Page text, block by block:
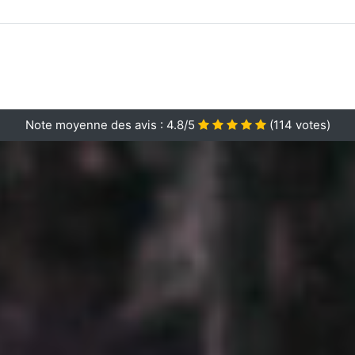
Note moyenne des avis : 4.8/5 (114 votes)